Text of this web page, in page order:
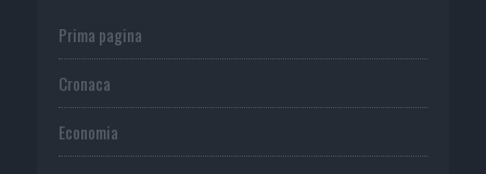
Prima pagina
Cronaca
Economia